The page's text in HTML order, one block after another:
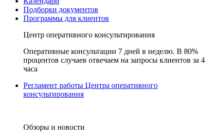
Подборки документов
Программы для клиентов
Центр оперативного консультирования
Оперативные консультации 7 дней в неделю. В 80%
процентов случаев отвечаем на запросы клиентов за 4
часа
Регламент работы Центра оперативного
консультирования
Обзоры и новости